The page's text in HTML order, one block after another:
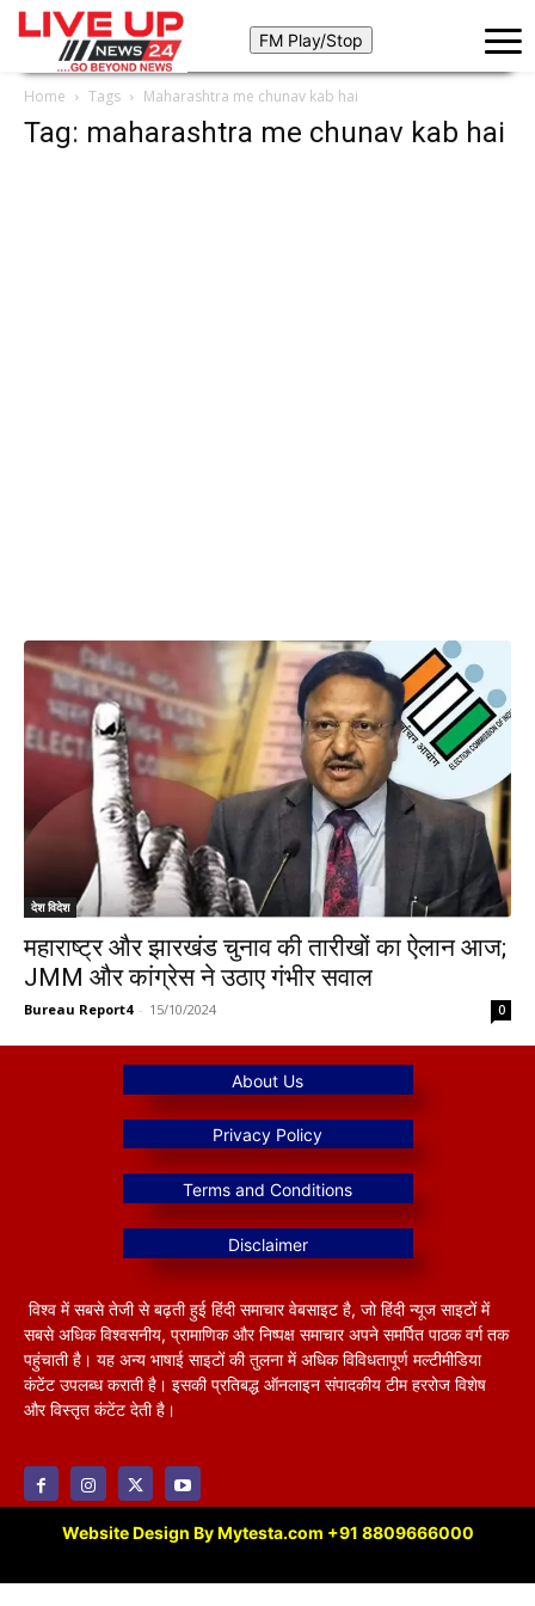
Home Tags Maharashtra me chunav kab hai
Tag: maharashtra me chunav kab hai
देश विदेश
महाराष्ट्र और झारखंड चुनाव की तारीखों का ऐलान आज;
JMM और कांग्रेस ने उठाए गंभीर सवाल
Bureau Report4 - 15/10/2024 0
विश्व में सबसे तेजी से बढ़ती हुई हिंदी समाचार वेबसाइट है, जो हिंदी न्यूज साइटों में
सबसे अधिक विश्वसनीय, प्रामाणिक और निष्पक्ष समाचार अपने समर्पित पाठक वर्ग तक
पहुंचाती है। यह अन्य भाषाई साइटों की तुलना में अधिक विविधतापूर्ण मल्टीमीडिया
कंटेंट उपलब्ध कराती है। इसकी प्रतिबद्ध ऑनलाइन संपादकीय टीम हररोज विशेष
और विस्तृत कंटेंट देती है।
Website Design By Mytesta.com +91 8809666000